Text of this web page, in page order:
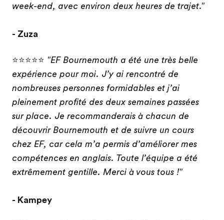
week-end, avec environ deux heures de trajet."
- Zuza
⭐⭐⭐⭐⭐ "EF Bournemouth a été une très belle
expérience pour moi. J’y ai rencontré de
nombreuses personnes formidables et j’ai
pleinement profité des deux semaines passées
sur place. Je recommanderais à chacun de
découvrir Bournemouth et de suivre un cours
chez EF, car cela m’a permis d’améliorer mes
compétences en anglais. Toute l’équipe a été
extrêmement gentille. Merci à vous tous !"
- Kampey